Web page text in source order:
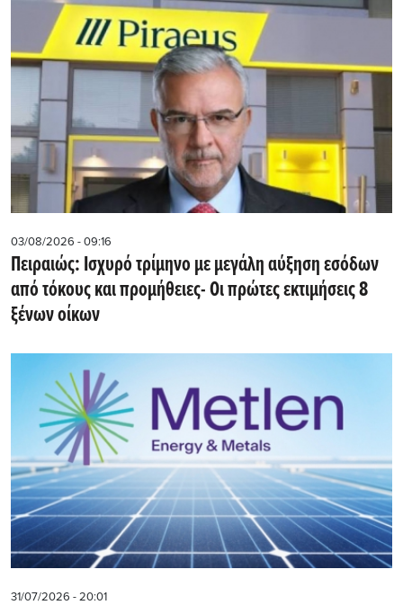
03/08/2026 - 09:16
Πειραιώς: Ισχυρό τρίμηνο με μεγάλη αύξηση εσόδων
από τόκους και προμήθειες- Oι πρώτες εκτιμήσεις 8
ξένων οίκων
31/07/2026 - 20:01